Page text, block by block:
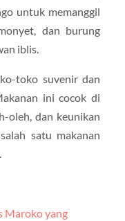
untuk memanggil
dan burung
iblis.
toko suvenir dan
ini cocok di
oleh, dan keunikan
satu makanan
Maroko yang